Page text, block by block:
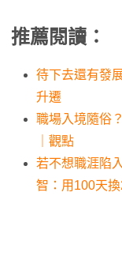
推薦閱讀：
待下去還有發
升遷
職場入境隨俗
｜觀點
若不想職涯陷
智：用100天